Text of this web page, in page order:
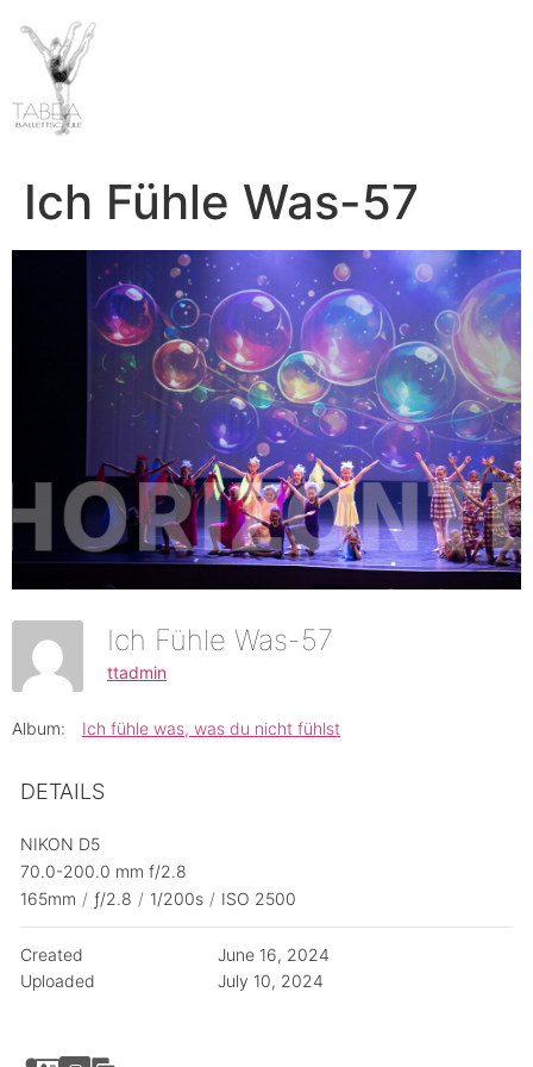
Ich Fühle Was-57
Ich Fühle Was-57
ttadmin
Album: Ich fühle was, was du nicht fühlst
DETAILS
NIKON D5
70.0-200.0 mm f/2.8
165mm / ƒ/2.8 / 1/200s / ISO 2500
Created
June 16, 2024
Uploaded
July 10, 2024